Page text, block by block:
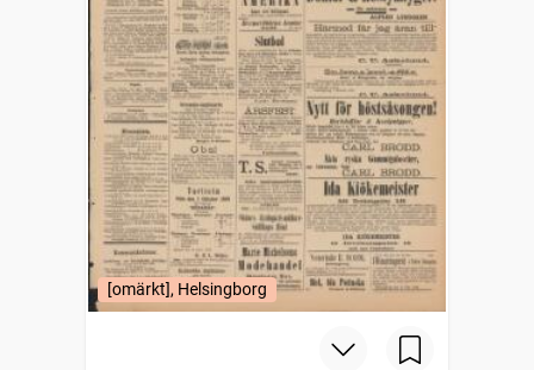
[omärkt], Helsingborg